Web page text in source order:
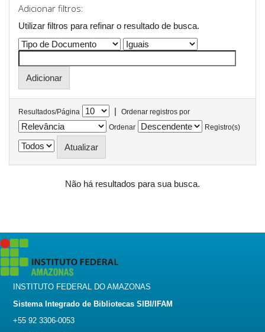
Adicionar filtros:
Utilizar filtros para refinar o resultado de busca.
Resultados/Página |
Ordenar registros por
Ordenar
Registro(s)
Não há resultados para sua busca.
INSTITUTO FEDERAL DO AMAZONAS
Sistema Integrado de Bibliotecas SIBI/IFAM
+55 92 3306-0053